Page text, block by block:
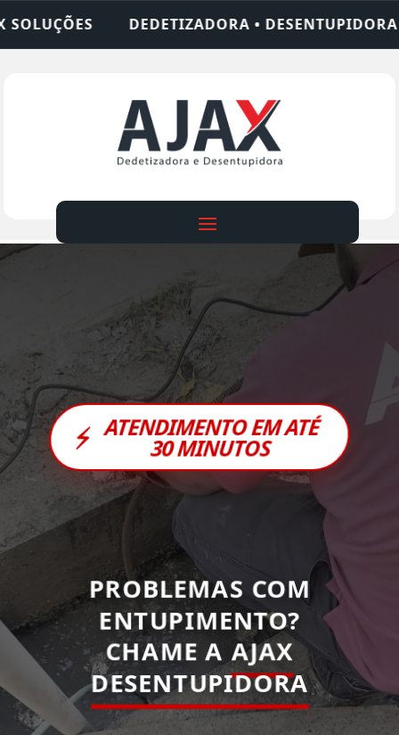
• DESENTUPIDORA • LIMPEZA DE FOSSA
⚡ ATENDIMENTO EM ATÉ
30 MINUTOS
PROBLEMAS COM
ENTUPIMENTO?
CHAME A AJAX
DESENTUPIDORA